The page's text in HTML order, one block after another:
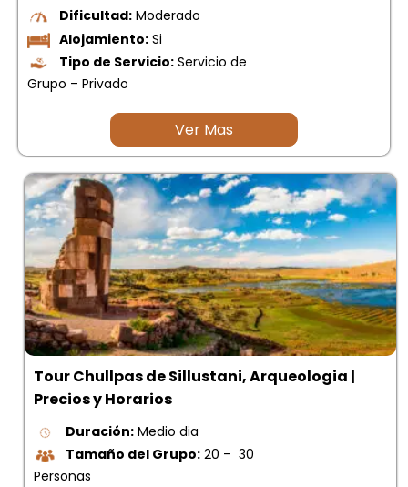
Dificultad: Moderado
Alojamiento: Si
Tipo de Servicio: Servicio de
Grupo – Privado
Ver Mas
Tour Chullpas de Sillustani, Arqueologia |
Precios y Horarios
Duración: Medio dia
Tamaño del Grupo: 20 – 30
Personas